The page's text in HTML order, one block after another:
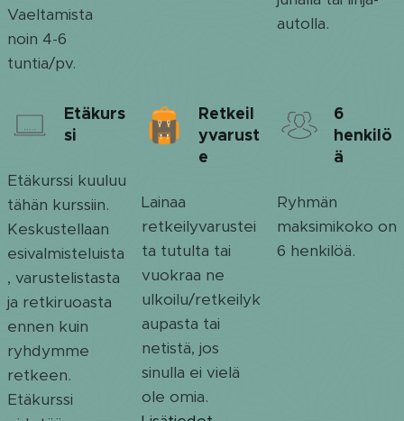
Vaeltamista
noin 4-6
tuntia/pv.
autolla.
Etäkurs
si
Etäkurssi kuuluu
tähän kurssiin.
Keskustellaan
esivalmisteluista
, varustelistasta
ja retkiruoasta
ennen kuin
ryhdymme
retkeen.
Etäkurssi
Retkeil
yvarust
e
Lainaa
retkeilyvarustei
ta tutulta tai
vuokraa ne
ulkoilu/retkeilyk
aupasta tai
netistä, jos
sinulla ei vielä
ole omia.
6
henkilö
ä
Ryhmän
maksimikoko on
6 henkilöä.